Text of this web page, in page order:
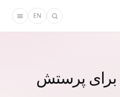
EN
برای پرستش